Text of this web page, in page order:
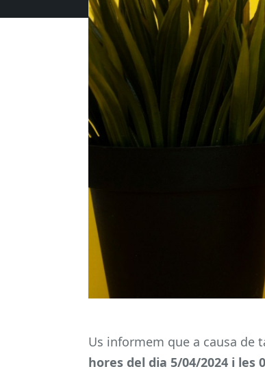
Us informem que a causa de
hores del dia 5/04/2024 i les